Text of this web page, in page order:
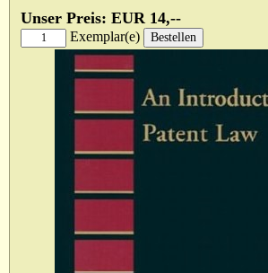
Unser Preis: EUR 14,--
Exemplar(e)